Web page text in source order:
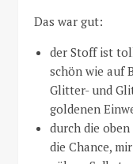
Das war gut:
der Stoff ist
schön wie auf
Glitter- und
goldenen
durch die
die Chance,